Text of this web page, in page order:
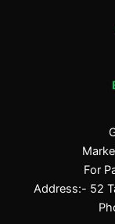
For
Address:- 52